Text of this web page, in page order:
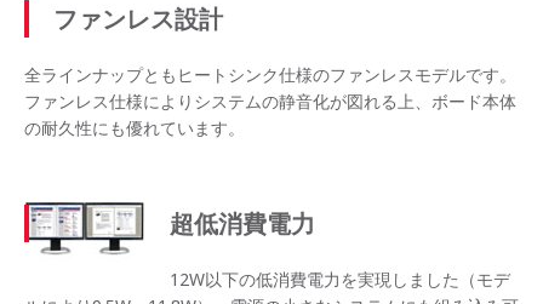
ファンレス設計
全ラインナップともヒートシンク仕様のファンレスモデルです。
ファンレス仕様によりシステムの静音化が図れる上、ボード本体
の耐久性にも優れています。
超低消費電力
12W以下の低消費電力を実現しました（モデ